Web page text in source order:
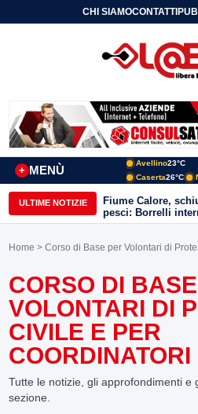
CHI SIAMOCONTATTI
MENÙ
+
Avellino23°C
Caserta26°C
ULTIME NOTIZIE
Fiume Calore,
pesci: Borrelli
“Benevento paga
Home > Corso di Base per Volontari di
CORSO DI
VOLONTARI DI
CIVILE E PER
COORDINATORI
Tutte le notizie, gli approfondimenti e
sezione.